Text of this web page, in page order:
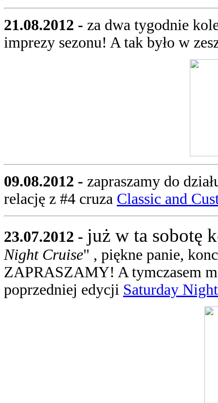
21.08.2012 - za dwa tygodnie
imprezy sezonu! A tak było w
09.08.2012 - zapraszamy do
relację z #4 cruza Classic and
23.07.2012 - już w ta sobotę
Night Cruise" , piękne panie,
ZAPRASZAMY! A tymczasem
poprzedniej edycji Saturday